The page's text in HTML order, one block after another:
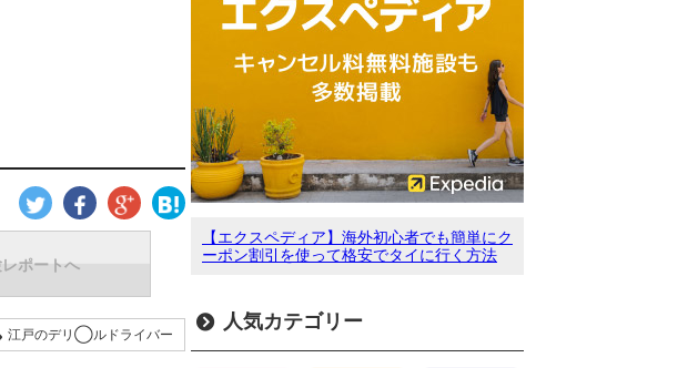
ポートへ
江戸のデリ◯ルドライバー
【エクスペディア】海外初心者でも簡単にク
ーポン割引を使って格安でタイに行く方法
人気カテゴリー